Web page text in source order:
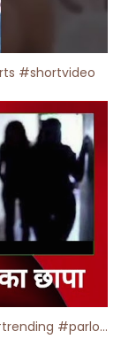
#shortvideo
मसाज पार्लर पर पुलिस का छापा ! #viralvideo #trending #parlour